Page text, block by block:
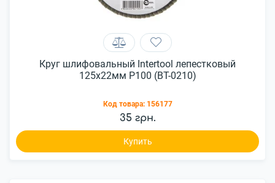
Круг шлифовальный Intertool лепестковый
125x22мм P100 (BT-0210)
Код товара: 156177
35 грн.
Купить